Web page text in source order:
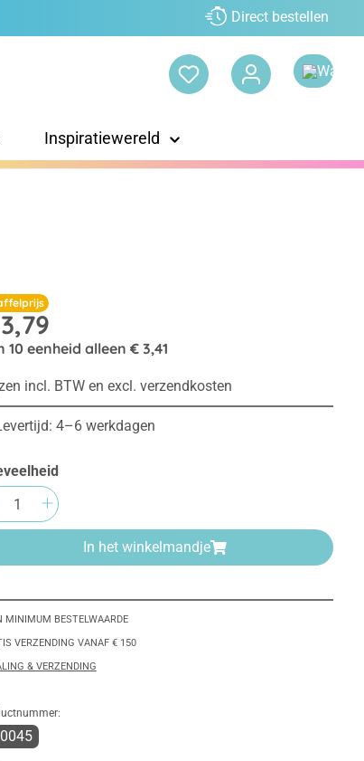
Direct bestellen
Inspiratiewereld
10eenheid alleen € 3,41
incl. BTW en excl. verzendkosten
4–6 werkdagen
Voer de
In het winkelmandje
MINIMUM BESTELWAARDE
VERZENDING VANAF € 150
& VERZENDING